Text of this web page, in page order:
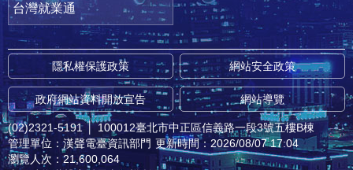
台灣就業通
隱私權保護政策 網站安全政策
政府網站資料開放宣告 網站導覽
(02)2321-5191 │ 100012臺北市中正區信義路一段3號五樓B棟
管理單位：漢聲電臺資訊部門 更新時間：2026/08/07 17:04
瀏覽人次：21,600,064